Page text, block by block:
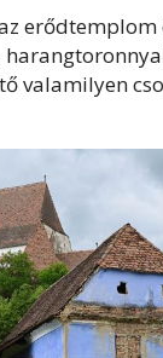
erődtemplom
valamilyen